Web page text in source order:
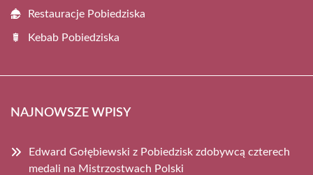
Restauracje Pobiedziska
Kebab Pobiedziska
NAJNOWSZE WPISY
Edward Gołębiewski z Pobiedzisk zdobywcą czterech
medali na Mistrzostwach Polski